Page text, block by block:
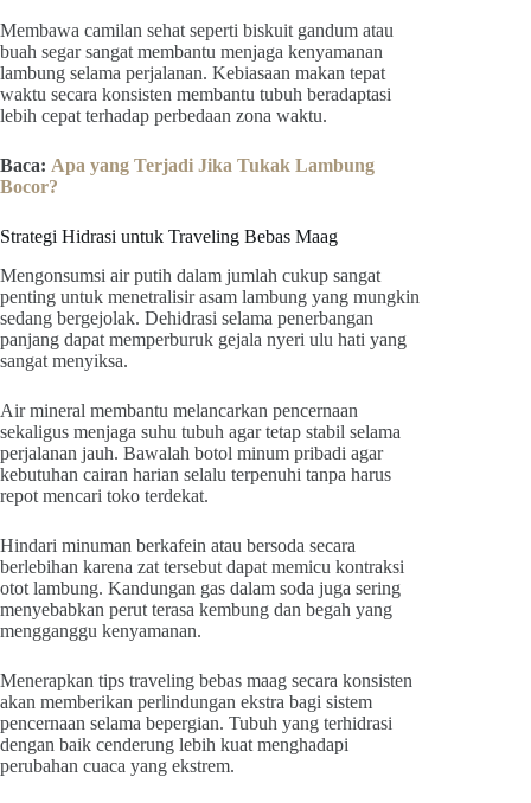
Membawa camilan sehat seperti biskuit gandum atau
buah segar sangat membantu menjaga kenyamanan
lambung selama perjalanan. Kebiasaan makan tepat
waktu secara konsisten membantu tubuh beradaptasi
lebih cepat terhadap perbedaan zona waktu.
Baca: Apa yang Terjadi Jika Tukak Lambung
Bocor?
Strategi Hidrasi untuk Traveling Bebas Maag
Mengonsumsi air putih dalam jumlah cukup sangat
penting untuk menetralisir asam lambung yang mungkin
sedang bergejolak. Dehidrasi selama penerbangan
panjang dapat memperburuk gejala nyeri ulu hati yang
sangat menyiksa.
Air mineral membantu melancarkan pencernaan
sekaligus menjaga suhu tubuh agar tetap stabil selama
perjalanan jauh. Bawalah botol minum pribadi agar
kebutuhan cairan harian selalu terpenuhi tanpa harus
repot mencari toko terdekat.
Hindari minuman berkafein atau bersoda secara
berlebihan karena zat tersebut dapat memicu kontraksi
otot lambung. Kandungan gas dalam soda juga sering
menyebabkan perut terasa kembung dan begah yang
mengganggu kenyamanan.
Menerapkan tips traveling bebas maag secara konsisten
akan memberikan perlindungan ekstra bagi sistem
pencernaan selama bepergian. Tubuh yang terhidrasi
dengan baik cenderung lebih kuat menghadapi
perubahan cuaca yang ekstrem.